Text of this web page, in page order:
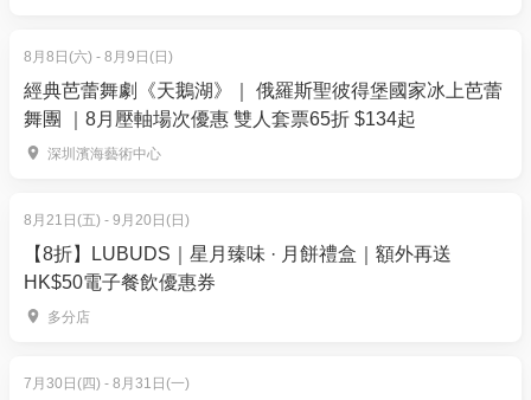
餐牌：
參考菜單
日本黑毛和牛套餐C菜單
肉類：澳洲M8和牛、日本黑毛和牛、本地手切騸牯
活鮮海鮮自助吧：即開乳山生蠔、海蝦、大白蜆、脆
皖魚片、鮮蟹、水魷魚等
串燒 - 雞軟骨、雞腎、牛舌、五花肉、海蝦、多春魚等
刺身 - 珍寶赤蝦、三文魚、北寄貝、希靈魚等
式焦糖燉蛋等
8月8日(六) - 8月9日(日)
經典芭蕾舞劇《天鵝湖》｜ 俄羅斯聖彼得堡國家冰上芭蕾
舞團 ｜8月壓軸場次優惠 雙人套票65折 $134起
深圳濱海藝術中心
8月21日(五) - 9月20日(日)
【8折】LUBUDS｜星月臻味 · 月餅禮盒｜額外再送
HK$50電子餐飲優惠券
多分店
7月30日(四) - 8月31日(一)